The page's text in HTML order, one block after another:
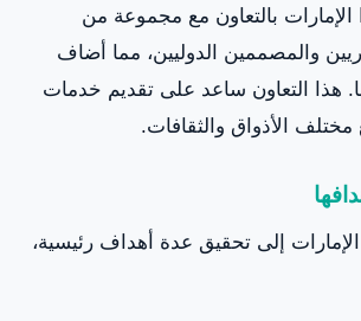
الإمارات بالتعاون مع مجموعة من
والمصممين الدوليين، مما أضاف
هذا التعاون ساعد على تقديم خدمات
الأذواق والثقافات.
إلى تحقيق عدة أهداف رئيسية،